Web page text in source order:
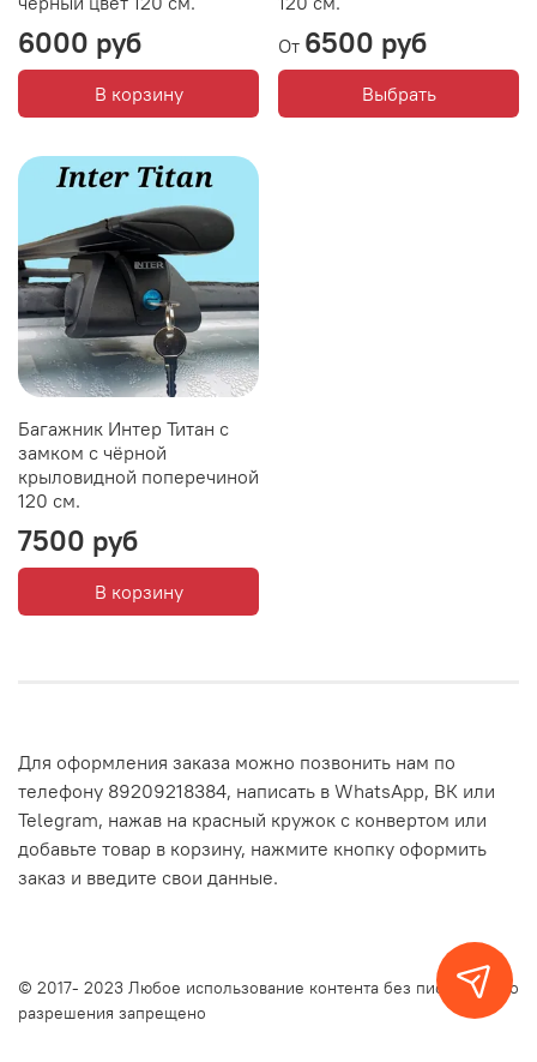
6000 руб
В корзину
От 6500 руб
Выбрать
Багажник Интер Титан с
замком с чёрной
крыловидной поперечиной
120 см.
7500 руб
В корзину
Для оформления заказа можно позвонить нам по
телефону 89209218384, написать в WhatsApp, ВК или
Telegram, нажав на красный кружок с конвертом или
добавьте товар в корзину, нажмите кнопку оформить
заказ и введите свои данные.
© 2017- 2023 Любое использование контента без письменного
разрешения запрещено